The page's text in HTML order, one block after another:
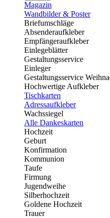
Magazin
Wandbilder & Poster
Briefumschläge
Absenderaufkleber
Empfängeraufkleber
Einlegeblätter
Gestaltungsservice
Einleger
Gestaltungsservice
Hochwertige Aufkleber
Tischkarten
Adressaufkleber
Wachssiegel
Alle Dankeskarten
Hochzeit
Geburt
Konfirmation
Kommunion
Taufe
Firmung
Jugendweihe
Silberhochzeit
Goldene Hochzeit
Trauer